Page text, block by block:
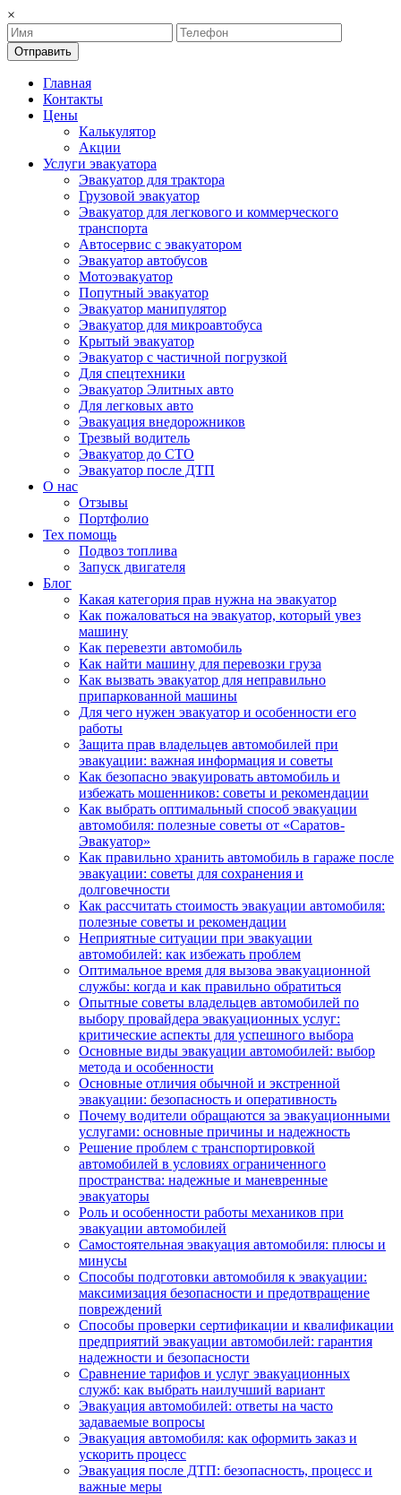
×
Отправить
Главная
Контакты
Цены
Калькулятор
Акции
Услуги эвакуатора
Эвакуатор для трактора
Грузовой эвакуатор
Эвакуатор для легкового и коммерческого
транспорта
Автосервис с эвакуатором
Эвакуатор автобусов
Мотоэвакуатор
Попутный эвакуатор
Эвакуатор манипулятор
Эвакуатор для микроавтобуса
Крытый эвакуатор
Эвакуатор с частичной погрузкой
Для спецтехники
Эвакуатор Элитных авто
Для легковых авто
Эвакуация внедорожников
Трезвый водитель
Эвакуатор до СТО
Эвакуатор после ДТП
О нас
Отзывы
Портфолио
Тех помощь
Подвоз топлива
Запуск двигателя
Блог
Какая категория прав нужна на эвакуатор
Как пожаловаться на эвакуатор, который увез
машину
Как перевезти автомобиль
Как найти машину для перевозки груза
Как вызвать эвакуатор для неправильно
припаркованной машины
Для чего нужен эвакуатор и особенности его
работы
Защита прав владельцев автомобилей при
эвакуации: важная информация и советы
Как безопасно эвакуировать автомобиль и
избежать мошенников: советы и рекомендации
Как выбрать оптимальный способ эвакуации
автомобиля: полезные советы от «Саратов-
Эвакуатор»
Как правильно хранить автомобиль в гараже после
эвакуации: советы для сохранения и
долговечности
Как рассчитать стоимость эвакуации автомобиля:
полезные советы и рекомендации
Неприятные ситуации при эвакуации
автомобилей: как избежать проблем
Оптимальное время для вызова эвакуационной
службы: когда и как правильно обратиться
Опытные советы владельцев автомобилей по
выбору провайдера эвакуационных услуг:
критические аспекты для успешного выбора
Основные виды эвакуации автомобилей: выбор
метода и особенности
Основные отличия обычной и экстренной
эвакуации: безопасность и оперативность
Почему водители обращаются за эвакуационными
услугами: основные причины и надежность
Решение проблем с транспортировкой
автомобилей в условиях ограниченного
пространства: надежные и маневренные
эвакуаторы
Роль и особенности работы механиков при
эвакуации автомобилей
Самостоятельная эвакуация автомобиля: плюсы и
минусы
Способы подготовки автомобиля к эвакуации:
максимизация безопасности и предотвращение
повреждений
Способы проверки сертификации и квалификации
предприятий эвакуации автомобилей: гарантия
надежности и безопасности
Сравнение тарифов и услуг эвакуационных
служб: как выбрать наилучший вариант
Эвакуация автомобилей: ответы на часто
задаваемые вопросы
Эвакуация автомобиля: как оформить заказ и
ускорить процесс
Эвакуация после ДТП: безопасность, процесс и
важные меры